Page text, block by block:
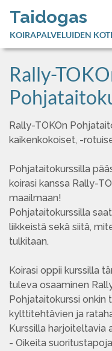
Taidogas
KOIRAPALVELUIDEN KOTI
Rally-
Rally-TOKOn
kaikenkokoiset, -
Pohjataitokurssilla
koirasi kanssa Rally-
maailmaan!
Pohjataitokurssilla
liikkeistä sekä siitä,
tulkitaan.
Koirasi oppii kurssilla
tuleva osaaminen
Pohjataitokurssi onkin
kylttitehtävien ja
Kurssilla harjoiteltavia
- Oikeita